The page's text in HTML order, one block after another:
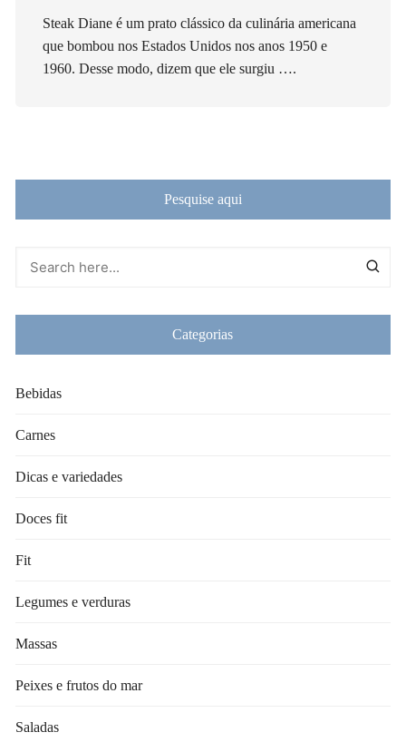
Steak Diane é um prato clássico da culinária americana
que bombou nos Estados Unidos nos anos 1950 e
1960. Desse modo, dizem que ele surgiu ….
Pesquise aqui
Categorias
Bebidas
Carnes
Dicas e variedades
Doces fit
Fit
Legumes e verduras
Massas
Peixes e frutos do mar
Saladas